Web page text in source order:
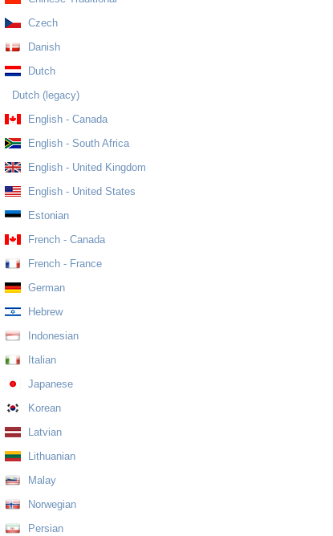
Czech
Danish
Dutch
Dutch (legacy)
English - Canada
English - South Africa
English - United Kingdom
English - United States
Estonian
French - Canada
French - France
German
Hebrew
Indonesian
Italian
Japanese
Korean
Latvian
Lithuanian
Malay
Norwegian
Persian